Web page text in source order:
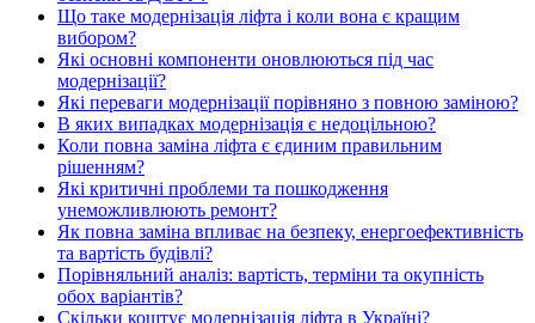
Що таке модернізація ліфта і коли вона є кращим
вибором?
Які основні компоненти оновлюються під час
модернізації?
Які переваги модернізації порівняно з повною заміною?
В яких випадках модернізація є недоцільною?
Коли повна заміна ліфта є єдиним правильним
рішенням?
Які критичні проблеми та пошкодження
унеможливлюють ремонт?
Як повна заміна впливає на безпеку, енергоефективність
та вартість будівлі?
Порівняльний аналіз: вартість, терміни та окупність
обох варіантів?
Скільки коштує модернізація ліфта в Україні?